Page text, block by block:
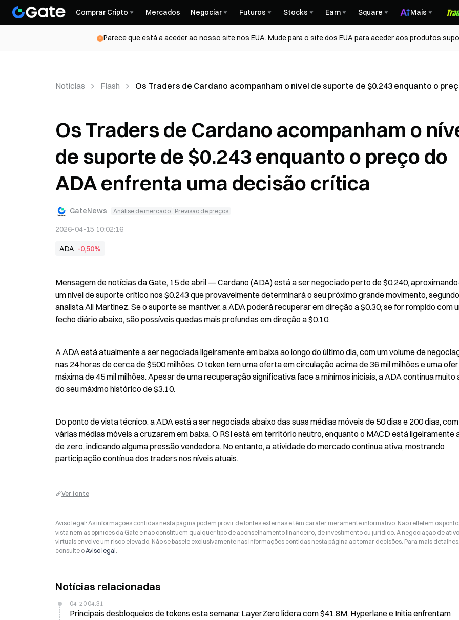
Comprar Cripto Mercados Negociar Futuros Stocks Earn Square Mais
Parece que está a aceder ao nosso site nos EUA. Mude para o site dos EUA para aceder aos produtos
Notícias Flash Os Traders de Cardano acompanham o nível de suporte de $0.243 enquanto o
Os Traders de Cardano acompanham o
de suporte de $0.243 enquanto o preço do
ADA enfrenta uma decisão crítica
GateNews Análise de mercado Previsão de preços
2026-04-15 10:02:16
ADA -0,50%
Mensagem de notícias da Gate, 15 de abril — Cardano (ADA) está a ser negociado perto de $0.240,
um nível de suporte crítico nos $0.243 que provavelmente determinará o seu próximo grande movimento,
analista Ali Martinez. Se o suporte se mantiver, a ADA poderá recuperar em direção a $0.30; se for rompido com
fecho diário abaixo, são possíveis quedas mais profundas em direção a $0.10.
A ADA está atualmente a ser negociada ligeiramente em baixa ao longo do último dia, com um volume de
nas 24 horas de cerca de $500 milhões. O token tem uma oferta em circulação acima de 36 mil milhões e uma
máxima de 45 mil milhões. Apesar de uma recuperação significativa face a mínimos iniciais, a ADA continua muito
do seu máximo histórico de $3.10.
Do ponto de vista técnico, a ADA está a ser negociada abaixo das suas médias móveis de 50 dias e 200 dias, com
várias médias móveis a cruzarem em baixa. O RSI está em território neutro, enquanto o MACD está ligeiramente
de zero, indicando alguma pressão vendedora. No entanto, a atividade do mercado continua ativa, mostrando
participação contínua dos traders nos níveis atuais.
Ver fonte
Aviso legal: As informações contidas nesta página podem provir de fontes externas e têm caráter meramente informativo. Não refletem os
vista nem as opiniões da Gate e não constituem qualquer tipo de aconselhamento financeiro, de investimento ou jurídico. A negociação de
virtuais envolve um risco elevado. Não se baseie exclusivamente nas informações contidas nesta página ao tomar decisões. Para mais detalhes,
consulte oAviso legal.
Notícias relacionadas
04-20 04:31
Principais desbloqueios de tokens esta semana: LayerZero lidera com $41.8M, Hyperlane e Initia enfrentam